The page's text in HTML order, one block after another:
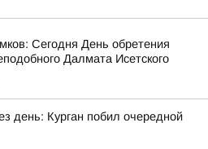
Сегодня День обретения
Далмата Исетского
день: Курган побил очередной